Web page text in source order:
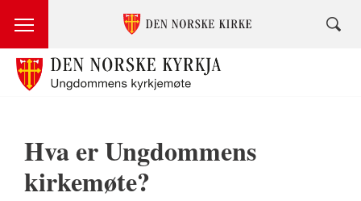
Hva er Ungdommens
kirkemøte?